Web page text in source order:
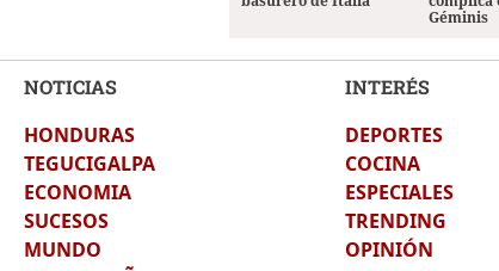
Géminis
NOTICIAS
HONDURAS
TEGUCIGALPA
ECONOMIA
SUCESOS
MUNDO
INTERÉS
DEPORTES
COCINA
ESPECIALES
TRENDING
OPINIÓN